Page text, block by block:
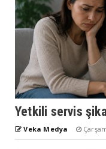
Yetkili servis
Veka Medya